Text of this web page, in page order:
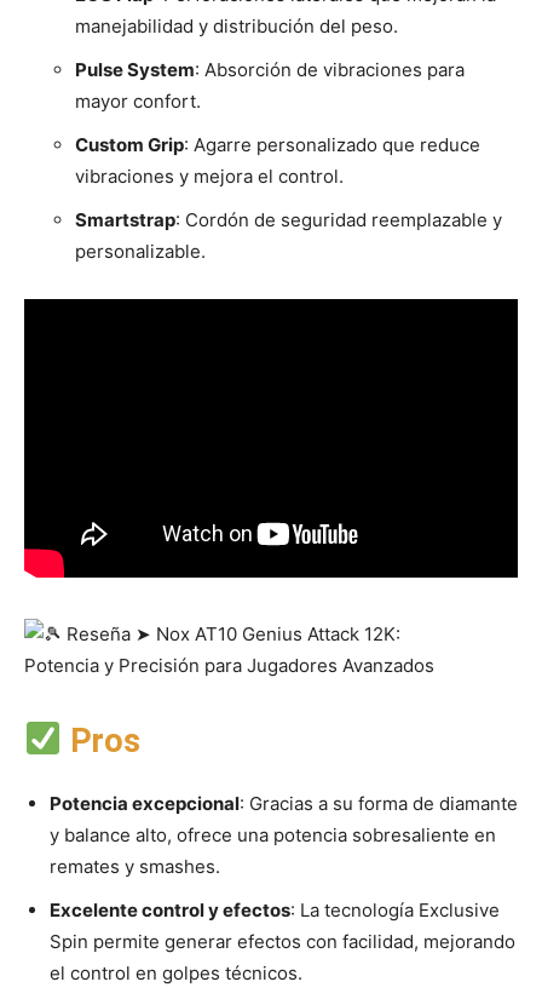
manejabilidad y distribución del peso.
Pulse System: Absorción de vibraciones para
mayor confort.
Custom Grip: Agarre personalizado que reduce
vibraciones y mejora el control.
Smartstrap: Cordón de seguridad reemplazable y
personalizable.
Pros
Potencia excepcional: Gracias a su forma de diamante
y balance alto, ofrece una potencia sobresaliente en
remates y smashes.
Excelente control y efectos: La tecnología Exclusive
Spin permite generar efectos con facilidad, mejorando
el control en golpes técnicos.